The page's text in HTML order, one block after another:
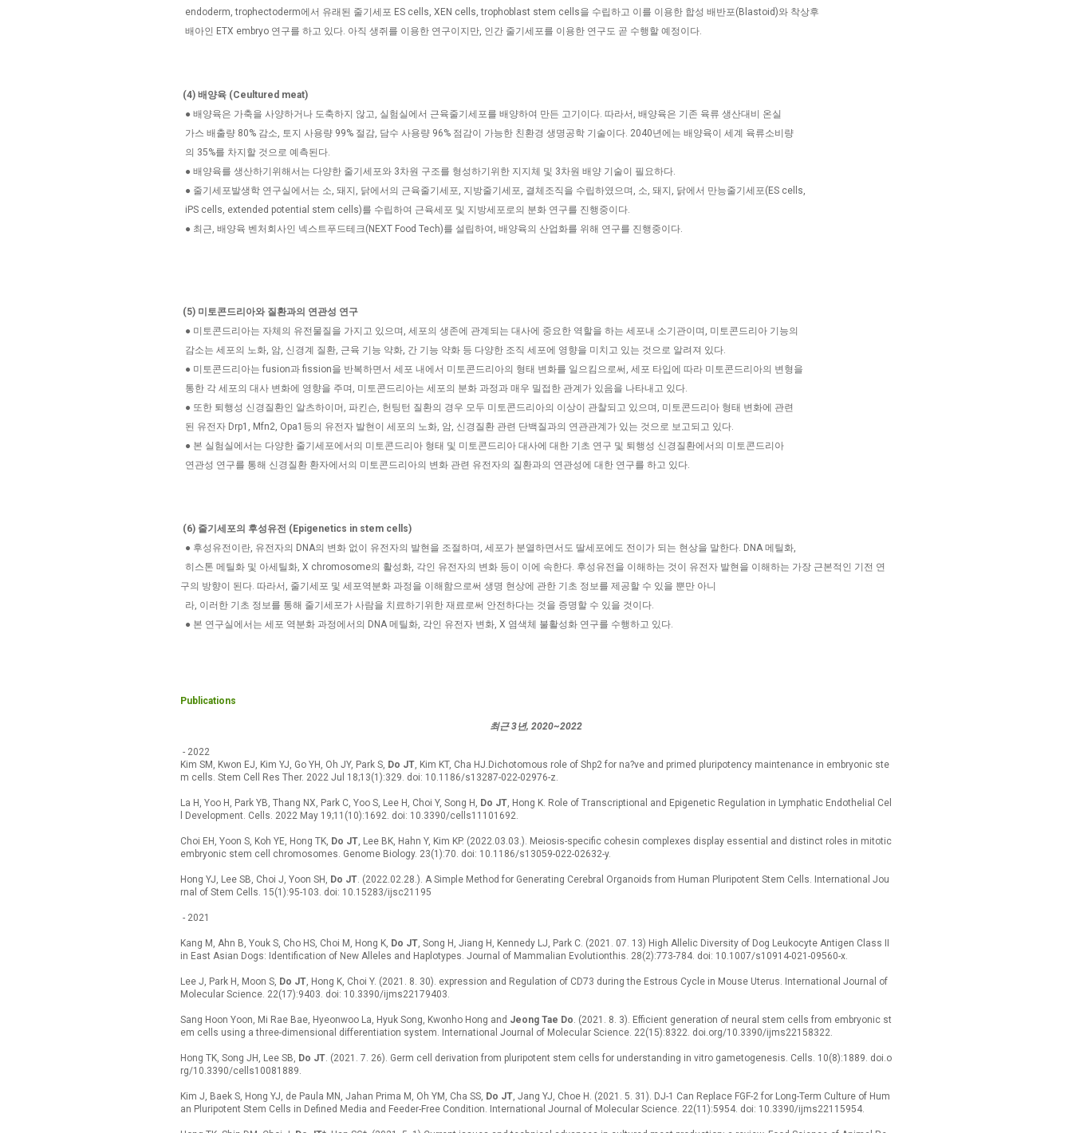
endoderm, trophectoderm에서 유래된 줄기세포 ES cells, XEN cells, trophoblast stem cells을 수립하고 이를 이용한 합성 배반포(Blastoid)와 착상후
배아인 ETX embryo 연구를 하고 있다. 아직 생쥐를 이용한 연구이지만, 인간 줄기세포를 이용한 연구도 곧 수행할 예정이다.
(4) 배양육 (Ceultured meat)
● 배양육은 가축을 사양하거나 도축하지 않고, 실험실에서 근육줄기세포를 배양하여 만든 고기이다. 따라서, 배양육은 기존 육류 생산대비 온실
가스 배출량 80% 감소, 토지 사용량 99% 절감, 담수 사용량 96% 점감이 가능한 친환경 생명공학 기술이다. 2040년에는 배양육이 세계 육류소비량
의 35%를 차지할 것으로 예측된다.
● 배양육를 생산하기위해서는 다양한 줄기세포와 3차원 구조를 형성하기위한 지지체 및 3차원 배양 기술이 필요하다.
● 줄기세포발생학 연구실에서는 소, 돼지, 닭에서의 근육줄기세포, 지방줄기세포, 결체조직을 수립하였으며, 소, 돼지, 닭에서 만능줄기세포(ES cells,
iPS cells, extended potential stem cells)를 수립하여 근육세포 및 지방세포로의 분화 연구를 진행중이다.
● 최근, 배양육 벤처회사인 넥스트푸드테크(NEXT Food Tech)를 설립하여, 배양육의 산업화를 위해 연구를 진행중이다.
(5) 미토콘드리아와 질환과의 연관성 연구
● 미토콘드리아는 자체의 유전물질을 가지고 있으며, 세포의 생존에 관계되는 대사에 중요한 역할을 하는 세포내 소기관이며, 미토콘드리아 기능의
감소는 세포의 노화, 암, 신경계 질환, 근육 기능 약화, 간 기능 약화 등 다양한 조직 세포에 영향을 미치고 있는 것으로 알려져 있다.
● 미토콘드리아는 fusion과 fission을 반복하면서 세포 내에서 미토콘드리아의 형태 변화를 일으킴으로써, 세포 타입에 따라 미토콘드리아의 변형을
통한 각 세포의 대사 변화에 영향을 주며, 미토콘드리아는 세포의 분화 과정과 매우 밀접한 관계가 있음을 나타내고 있다.
● 또한 퇴행성 신경질환인 알츠하이머, 파킨슨, 헌팅턴 질환의 경우 모두 미토콘드리아의 이상이 관찰되고 있으며, 미토콘드리아 형태 변화에 관련
된 유전자 Drp1, Mfn2, Opa1등의 유전자 발현이 세포의 노화, 암, 신경질환 관련 단백질과의 연관관계가 있는 것으로 보고되고 있다.
● 본 실험실에서는 다양한 줄기세포에서의 미토콘드리아 형태 및 미토콘드리아 대사에 대한 기초 연구 및 퇴행성 신경질환에서의 미토콘드리아
연관성 연구를 통해 신경질환 환자에서의 미토콘드리아의 변화 관련 유전자의 질환과의 연관성에 대한 연구를 하고 있다.
(6) 줄기세포의 후성유전 (Epigenetics in stem cells)
● 후성유전이란, 유전자의 DNA의 변화 없이 유전자의 발현을 조절하며, 세포가 분열하면서도 딸세포에도 전이가 되는 현상을 말한다. DNA 메틸화,
히스톤 메틸화 및 아세틸화, X chromosome의 활성화, 각인 유전자의 변화 등이 이에 속한다. 후성유전을 이해하는 것이 유전자 발현을 이해하는 가장 근본적인 기전 연
구의 방향이 된다. 따라서, 줄기세포 및 세포역분화 과정을 이해함으로써 생명 현상에 관한 기초 정보를 제공할 수 있을 뿐만 아니
라, 이러한 기초 정보를 통해 줄기세포가 사람을 치료하기위한 재료로써 안전하다는 것을 증명할 수 있을 것이다.
● 본 연구실에서는 세포 역분화 과정에서의 DNA 메틸화, 각인 유전자 변화, X 염색체 불활성화 연구를 수행하고 있다.
Publications
최근 3년, 2020~2022
- 2022
Kim SM, Kwon EJ, Kim YJ, Go YH, Oh JY, Park S, Do JT, Kim KT, Cha HJ.Dichotomous role of Shp2 for na?ve and primed pluripotency maintenance in embryonic ste
m cells. Stem Cell Res Ther. 2022 Jul 18;13(1):329. doi: 10.1186/s13287-022-02976-z.
La H, Yoo H, Park YB, Thang NX, Park C, Yoo S, Lee H, Choi Y, Song H, Do JT, Hong K. Role of Transcriptional and Epigenetic Regulation in Lymphatic Endothelial Cel
l Development. Cells. 2022 May 19;11(10):1692. doi: 10.3390/cells11101692.
Choi EH, Yoon S, Koh YE, Hong TK, Do JT, Lee BK, Hahn Y, Kim KP. (2022.03.03.). Meiosis-specific cohesin complexes display essential and distinct roles in mitotic
embryonic stem cell chromosomes. Genome Biology. 23(1):70. doi: 10.1186/s13059-022-02632-y.
Hong YJ, Lee SB, Choi J, Yoon SH, Do JT. (2022.02.28.). A Simple Method for Generating Cerebral Organoids from Human Pluripotent Stem Cells. International Jou
rnal of Stem Cells. 15(1):95-103. doi: 10.15283/ijsc21195
- 2021
Kang M, Ahn B, Youk S, Cho HS, Choi M, Hong K, Do JT, Song H, Jiang H, Kennedy LJ, Park C. (2021. 07. 13) High Allelic Diversity of Dog Leukocyte Antigen Class II
in East Asian Dogs: Identification of New Alleles and Haplotypes. Journal of Mammalian Evolutionthis. 28(2):773-784. doi: 10.1007/s10914-021-09560-x.
Lee J, Park H, Moon S, Do JT, Hong K, Choi Y. (2021. 8. 30). expression and Regulation of CD73 during the Estrous Cycle in Mouse Uterus. International Journal of
Molecular Science. 22(17):9403. doi: 10.3390/ijms22179403.
Sang Hoon Yoon, Mi Rae Bae, Hyeonwoo La, Hyuk Song, Kwonho Hong and Jeong Tae Do. (2021. 8. 3). Efficient generation of neural stem cells from embryonic st
em cells using a three-dimensional differentiation system. International Journal of Molecular Science. 22(15):8322. doi.org/10.3390/ijms22158322.
Hong TK, Song JH, Lee SB, Do JT. (2021. 7. 26). Germ cell derivation from pluripotent stem cells for understanding in vitro gametogenesis. Cells. 10(8):1889. doi.o
rg/10.3390/cells10081889.
Kim J, Baek S, Hong YJ, de Paula MN, Jahan Prima M, Oh YM, Cha SS, Do JT, Jang YJ, Choe H. (2021. 5. 31). DJ-1 Can Replace FGF-2 for Long-Term Culture of Hum
an Pluripotent Stem Cells in Defined Media and Feeder-Free Condition. International Journal of Molecular Science. 22(11):5954. doi: 10.3390/ijms22115954.